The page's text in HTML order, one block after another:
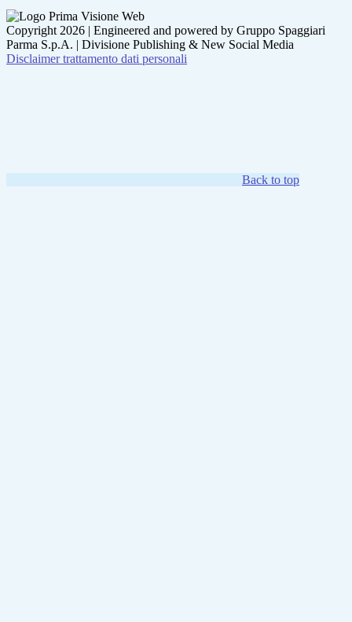
Copyright 2026 | Engineered and powered by Gruppo Spaggiari
Parma S.p.A. | Divisione Publishing & New Social Media
Disclaimer trattamento dati personali
Back to top